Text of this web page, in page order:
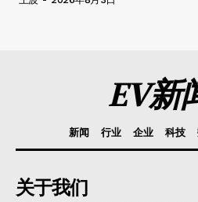
EV新
新闻 行业 企业 科技
关于我们